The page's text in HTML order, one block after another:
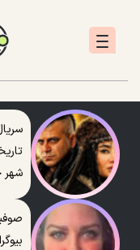
شهر